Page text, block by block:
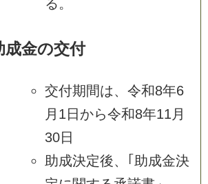
る。
成金の交付
交付期間は、令和8年6
月1日から令和8年11月
30日
助成決定後、｢助成金決